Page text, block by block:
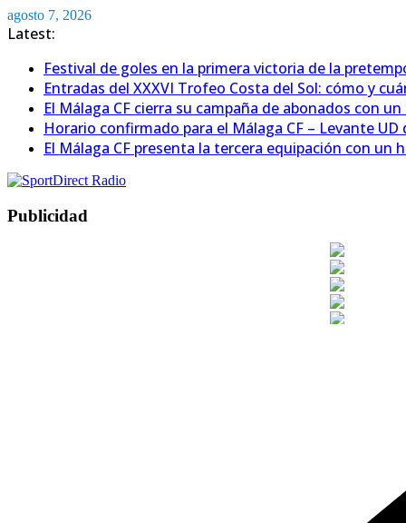
Saltar
al
agosto 7, 2026
Latest:
Festival de goles en la primera victoria de la
Entradas del XXXVI Trofeo Costa del Sol: cómo y
El Málaga CF cierra su campaña de abonados con
Horario confirmado para el Málaga CF – Levante UD
El Málaga CF presenta la tercera equipación con un
Publicidad